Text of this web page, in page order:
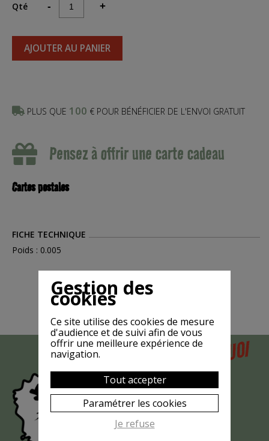
Qté - +
AJOUTER AU PANIER
PLUS QUE 100 € POUR BÉNÉFICIER DE L'ENVOI GRATUIT
Pensez à offrir une carte cadeau
Cartes postales
FICHE TECHNIQUE
Poids : 0.005
MAISPOURQUOI
LA CHÈVRE
EST-ELLE
MASQUÉE
?
Gestion des
cookies
Ce site utilise des cookies de mesure
d'audience et de suivi afin de vous
offrir une meilleure expérience de
navigation.
Tout accepter
Paramétrer les cookies
Je refuse